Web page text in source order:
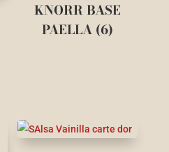
KNORR BASE
PAELLA (6)